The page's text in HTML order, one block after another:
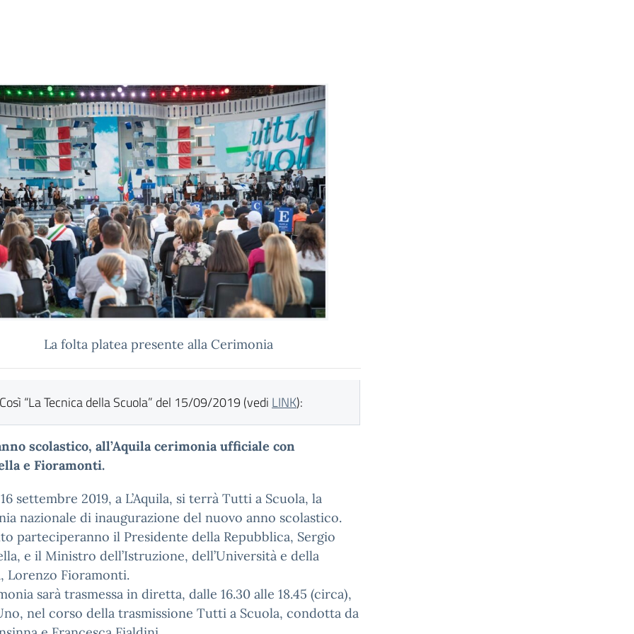
La folta platea presente alla Cerimonia
Così “La Tecnica della Scuola” del 15/09/2019 (vedi LINK):
scolastico, all’Aquila cerimonia ufficiale con
e Fioramonti.
settembre 2019, a L’Aquila, si terrà Tutti a Scuola, la
nazionale di inaugurazione del nuovo anno scolastico.
parteciperanno il Presidente della Repubblica, Sergio
e il Ministro dell’Istruzione, dell’Università e della
Lorenzo Fioramonti.
sarà trasmessa in diretta, dalle 16.30 alle 18.45 (circa),
nel corso della trasmissione Tutti a Scuola, condotta da